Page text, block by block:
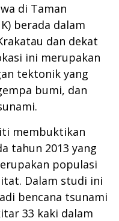
di Taman
berada dalam
dan dekat
ini merupakan
tektonik yang
bumi, dan
membuktikan
tahun 2013 yang
populasi
Dalam studi ini
bencana tsunami
33 kaki dalam